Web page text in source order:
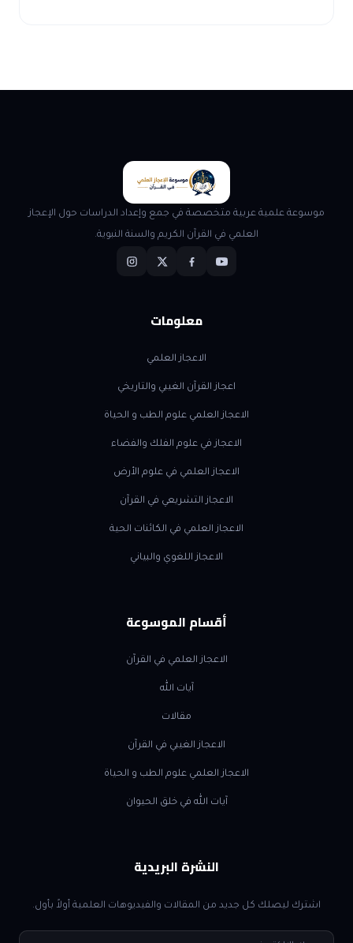
موسوعة علمية عربية متخصصة في جمع وإعداد الدراسات حول الإعجاز
العلمي في القرآن الكريم والسنة النبوية.
معلومات
الاعجاز العلمي
اعجاز القرآن الغيبي والتاريخي
الاعجاز العلمي علوم الطب و الحياة
الاعجاز في علوم الفلك والفضاء
الاعجاز العلمي في علوم الأرض
الاعجاز التشريعي في القرآن
الاعجاز العلمي في الكائنات الحية
الاعجاز اللغوي والبياني
أقسام الموسوعة
الاعجاز العلمي في القرآن
آيات الله
مقالات
الاعجاز الغيبي في القرآن
الاعجاز العلمي علوم الطب و الحياة
آيات الله في خلق الحيوان
النشرة البريدية
اشترك ليصلك كل جديد من المقالات والفيديوهات العلمية أولاً بأول.